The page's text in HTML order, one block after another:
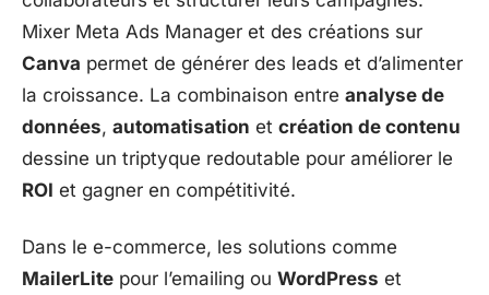
Mixer Meta Ads Manager et des créations sur
Canva permet de générer des leads et d’alimenter
la croissance. La combinaison entre analyse de
données, automatisation et création de contenu
dessine un triptyque redoutable pour améliorer le
ROI et gagner en compétitivité.
Dans le e-commerce, les solutions comme
MailerLite pour l’emailing ou WordPress et